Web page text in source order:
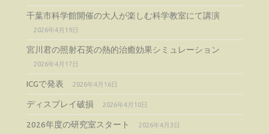
千葉市科学館開催の大人が楽しむ科学教室にて講演
2026年4月19日
宮川君の照射石英の熱的治癒効果シミュレーション
2026年4月17日
ICGで発表 2026年4月16日
ディスプレイ破損 2026年4月10日
2026年度の研究室スタート 2026年4月3日